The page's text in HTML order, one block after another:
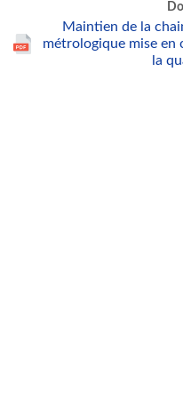
Maintien de la
métrologique mise
la